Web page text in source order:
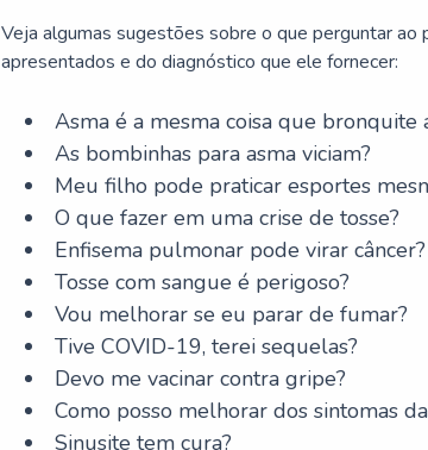
Veja algumas sugestões sobre o que perguntar
apresentados e do diagnóstico que ele fornecer:
Asma é a mesma coisa que bronquite
As bombinhas para asma viciam?
Meu filho pode praticar esportes
O que fazer em uma crise de tosse?
Enfisema pulmonar pode virar câncer?
Tosse com sangue é perigoso?
Vou melhorar se eu parar de fumar?
Tive COVID-19, terei sequelas?
Devo me vacinar contra gripe?
Como posso melhorar dos sintomas
Sinusite tem cura?